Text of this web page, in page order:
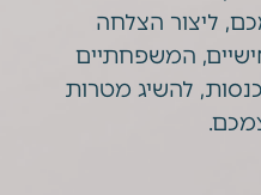
, ליצור הצלחה
המשפחתיים
להשיג מטרות